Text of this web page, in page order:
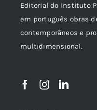
Editorial do Instituto
em português obras
contemporâneos e
multidimensional.